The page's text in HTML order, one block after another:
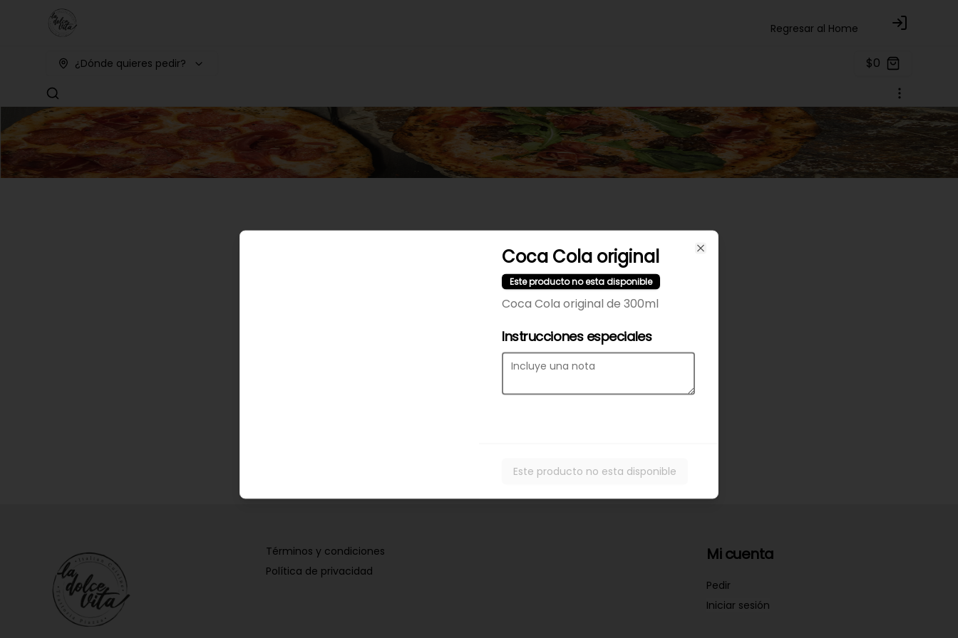
Regresar al Home Login
¿Dónde quieres pedir? $0
No hay productos en el menú
Términos y condiciones
Política de privacidad
Mi cuenta
Pedir
Iniciar sesión
Coca Cola original
Este producto no esta disponible
Coca Cola original de 300ml
Instrucciones especiales
Este producto no esta disponible